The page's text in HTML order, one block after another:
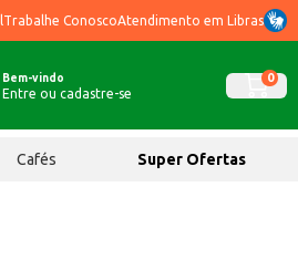
Trabalhe ConoscoAtendimento em Libras
Bem-vindo
Entre ou cadastre-se
0
Cafés Super Ofertas